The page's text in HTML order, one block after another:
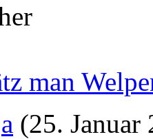
man
(25. Januar